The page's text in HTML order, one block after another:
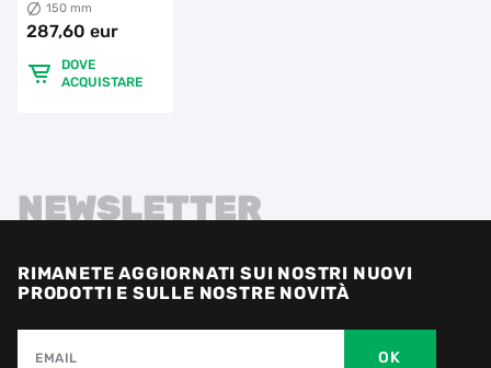
150 mm
287,60 eur
DOVE
ACQUISTARE
NEWSLETTER
RIMANETE AGGIORNATI SUI NOSTRI NUOVI
PRODOTTI E SULLE NOSTRE NOVITÀ
EMAIL OK